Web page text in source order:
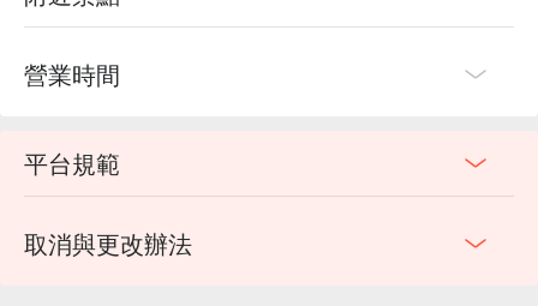
營業時間
平台規範
取消與更改辦法